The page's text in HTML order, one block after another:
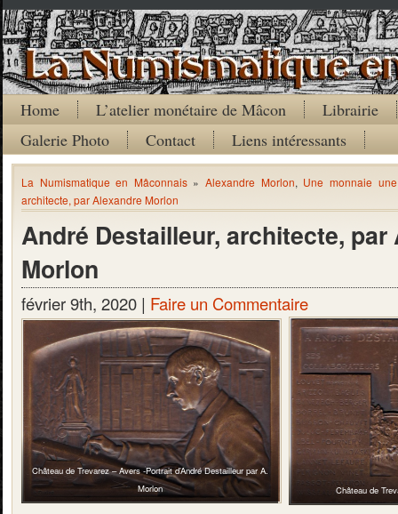
Home L’atelier monétaire de Mâcon
Librairie
Galerie Photo
Contact Liens intéressants
La Numismatique en Mâconnais»Alexandre Morlon, Une monnaie
architecte, par Alexandre Morlon
André Destailleur, architecte, par
Morlon
février 9th, 2020 | Faire un Commentaire
Château de Trevarez – Avers -Portrait d’André Destailleur par A.
Morlon
Château de